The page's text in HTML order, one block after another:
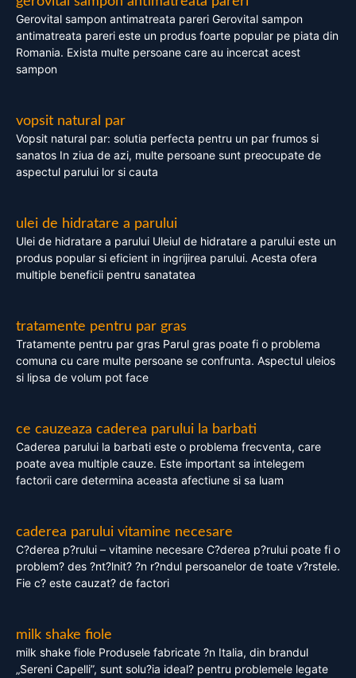
Gerovital sampon antimatreata pareri Gerovital sampon
antimatreata pareri este un produs foarte popular pe piata din
Romania. Exista multe persoane care au incercat acest
sampon
vopsit natural par
Vopsit natural par: solutia perfecta pentru un par frumos si
sanatos In ziua de azi, multe persoane sunt preocupate de
aspectul parului lor si cauta
ulei de hidratare a parului
Ulei de hidratare a parului Uleiul de hidratare a parului este un
produs popular si eficient in ingrijirea parului. Acesta ofera
multiple beneficii pentru sanatatea
tratamente pentru par gras
Tratamente pentru par gras Parul gras poate fi o problema
comuna cu care multe persoane se confrunta. Aspectul uleios
si lipsa de volum pot face
ce cauzeaza caderea parului la barbati
Caderea parului la barbati este o problema frecventa, care
poate avea multiple cauze. Este important sa intelegem
factorii care determina aceasta afectiune si sa luam
caderea parului vitamine necesare
C?derea p?rului – vitamine necesare C?derea p?rului poate fi o
problem? des ?nt?lnit? ?n r?ndul persoanelor de toate v?rstele.
Fie c? este cauzat? de factori
milk shake fiole
milk shake fiole Produsele fabricate ?n Italia, din brandul
„Sereni Capelli”, sunt solu?ia ideal? pentru problemele legate